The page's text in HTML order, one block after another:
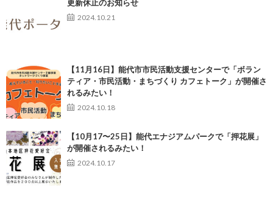
更新休止のお知らせ
2024.10.21
【11月16日】能代市市民活動支援センターで「ボラン
ティア・市民活動・まちづくり カフェトーク」が開催さ
れるみたい！
2024.10.18
【10月17〜25日】能代エナジアムパークで「押花展」
が開催されるみたい！
2024.10.17